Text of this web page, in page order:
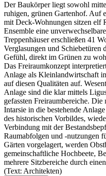
Der Baukörper liegt sowohl
ruhigen, grünen Gartenhof. Auf
mit Deck-Wohnungen sitzen elf
Ensemble eine
Treppenhäuser erschließen 41
Verglasungen und Schiebetüren
Gefühl, direkt im Grünen zu
Das Freiraumkonzept
Anlage als Kleinlandwirtschaft
auf diesen Qualitäten auf.
Anlage sind die klar mittels
gefassten Freiraumbereiche.
Intarsie in die bestehende
des historischen Vorbildes,
Verbindung mit der
Raumabfolgen und -nutzungen
Gärten vorgelagert, werden
gemeinschaftliche Hochbeete,
mehrere Sitzbereiche durch
(Text: Architekten)